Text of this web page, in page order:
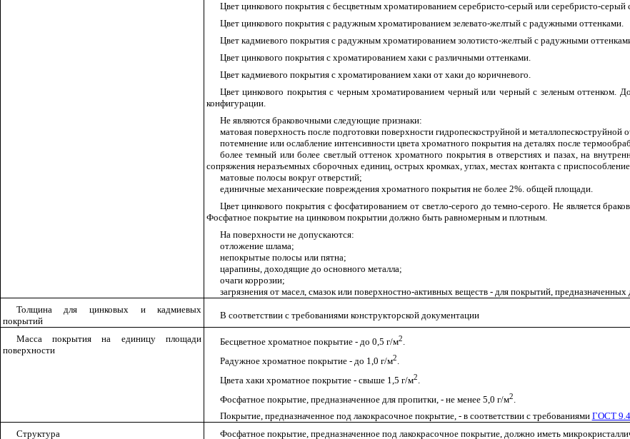
Цвет цинкового покрытия с бесцветным хроматированием серебристо-серый или серебристо-
Цвет цинкового покрытия с радужным хроматированием зелевато-желтый с радужными оттенками.
Цвет кадмиевого покрытия с радужным хроматированием золотисто-желтый с радужными
Цвет цинкового покрытия с хроматированием хаки с различными оттенками.
Цвет кадмиевого покрытия с хроматированием хаки от хаки до коричневого.
Цвет цинкового покрытия с черным хроматированием черный или черный с зеленым оттенком.
конфигурации.
Не являются браковочными следующие признаки:
матовая поверхность после подготовки поверхности гидропескоструйной и металлопескоструйной
потемнение или ослабление интенсивности цвета хроматного покрытия на деталях после
более темный или более светлый оттенок хроматного покрытия в отверстиях и пазах, на
сопряжения неразъемных сборочных единиц, острых кромках, углах, местах контакта с
матовые полосы вокруг отверстий;
единичные механические повреждения хроматного покрытия не более 2%. общей площади.
Цвет цинкового покрытия с фосфатированием от светло-серого до темно-серого. Не является
Фосфатное покрытие на цинковом покрытии должно быть равномерным и плотным.
На поверхности не допускаются:
отложение шлама;
непокрытые полосы или пятна;
царапины, доходящие до основного металла;
очаги коррозии;
загрязнения от масел, смазок или поверхностно-активных веществ - для покрытий,
Толщина для цинковых и кадмиевых
покрытий
В соответствии с требованиями конструкторской документации
Масса покрытия на единицу площади
поверхности
Бесцветное хроматное покрытие - до 0,5 г/м2
Радужное хроматное покрытие - до 1,0 г/м2
Цвета хаки хроматное покрытие - свыше 1,5 г/м2
Фосфатное покрытие, предназначенное для пропитки, - не менее 5,0 г/м2
Покрытие, предназначенное под лакокрасочное покрытие, - в соответствии с требованиями ГОСТ
Структура
Фосфатное покрытие, предназначенное под лакокрасочное покрытие, должно иметь